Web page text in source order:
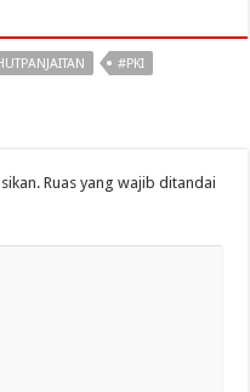
#PKI
Ruas yang wajib ditandai